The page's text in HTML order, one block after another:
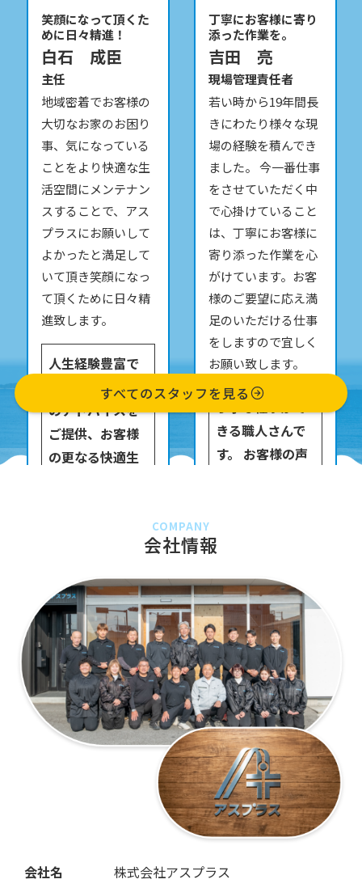
笑顔になって頂くた
めに日々精進！
白石 成臣
主任
地域密着でお客様の
大切なお家のお困り
事、気になっている
ことをより快適な生
活空間にメンテナン
スすることで、アス
プラスにお願いして
よかったと満足して
いて頂き笑顔になっ
て頂くために日々精
進致します。
人生経験豊富で
様々な角度から
のアドバイスを
ご提供、お客様
の更なる快適生
丁寧にお客様に寄り
添った作業を。
吉田 亮
現場管理責任者
若い時から19年間長
きにわたり様々な現
場の経験を積んでき
ました。 今一番仕事
をさせていただく中
で心掛けていること
は、丁寧にお客様に
寄り添った作業を心
がけています。お客
様のご要望に応え満
足のいただける仕事
をしますので宜しく
お願い致します。
丁寧な仕事がで
きる職人さんで
す。 お客様の声
吉田です。
すべてのスタッフを見る
COMPANY
会社情報
会社名 株式会社アスプラス